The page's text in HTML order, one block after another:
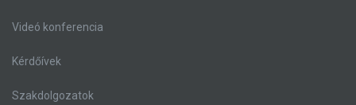
Videó konferencia
Kérdőívek
Szakdolgozatok